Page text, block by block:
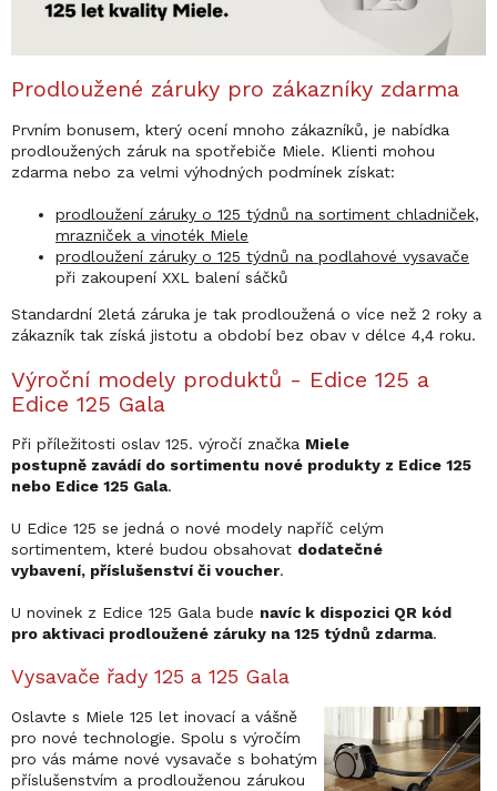
Prodloužené záruky pro zákazníky zdarma
Prvním bonusem, který ocení mnoho zákazníků, je nabídka
prodloužených záruk na spotřebiče Miele. Klienti mohou
zdarma nebo za velmi výhodných podmínek získat:
prodloužení záruky o 125 týdnů na sortiment chladniček,
mrazniček a vinoték Miele
prodloužení záruky o 125 týdnů na podlahové vysavače
při zakoupení XXL balení sáčků
Standardní 2letá záruka je tak prodloužená o více než 2 roky a
zákazník tak získá jistotu a období bez obav v délce 4,4 roku.
Výroční modely produktů - Edice 125 a
Edice 125 Gala
Při příležitosti oslav 125. výročí značka Miele
postupně zavádí do sortimentu nové produkty z Edice 125
nebo Edice 125 Gala.
U Edice 125 se jedná o nové modely napříč celým
sortimentem, které budou obsahovat dodatečné
vybavení, příslušenství či voucher.
U novinek z Edice 125 Gala bude navíc k dispozici QR kód
pro aktivaci prodloužené záruky na 125 týdnů zdarma.
Vysavače řady 125 a 125 Gala
Oslavte s Miele 125 let inovací a vášně
pro nové technologie. Spolu s výročím
pro vás máme nové vysavače s bohatým
příslušenstvím a prodlouženou zárukou